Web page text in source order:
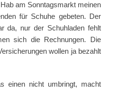
am Sonntagsmarkt meinen
für Schuhe gebeten. Der
da, nur der Schuhladen fehlt
sich die Rechnungen. Die
wollen ja bezahlt
einen nicht umbringt, macht